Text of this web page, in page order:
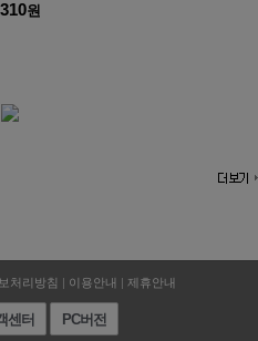
원
처리방침 | 이용안내 | 제휴안내
센터 PC버전